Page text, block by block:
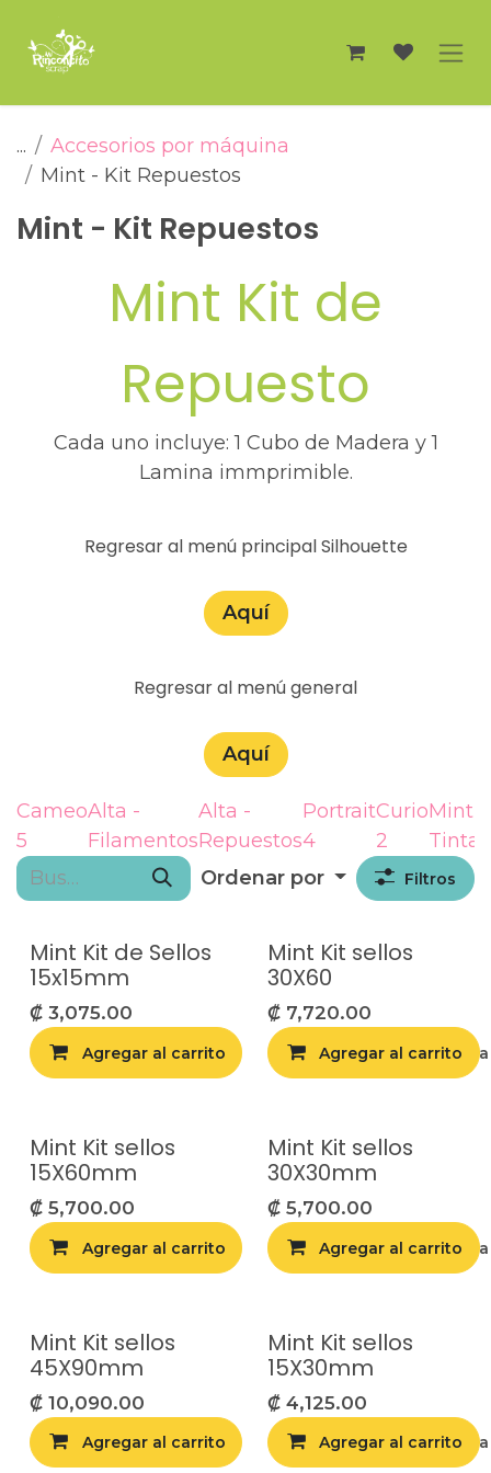
...
Accesorios por máquina
Mint - Kit Repuestos
Mint - Kit Repuestos
Mint Kit de
Repuesto
Cada uno incluye: 1 Cubo de Madera y 1
Lamina immprimible.
Regresar al menú principal Silhouette
Aquí​
Regresar al menú general
Aquí​
Cameo
5
Alta -
Filamentos
Alta -
Repuestos
Portrait
4
Curio
2
Mint -
Tintas
Ordenar por
Filtros
Mint Kit de Sellos
15x15mm
₡ 3,075.00
Agregar al carrito Agregar a la
Mint Kit sellos
30X60
₡ 7,720.00
Agregar al carrito
Mint Kit sellos
15X60mm
₡ 5,700.00
Agregar al carrito Agregar a la
Mint Kit sellos
30X30mm
₡ 5,700.00
Agregar al carrito
Mint Kit sellos
45X90mm
₡ 10,090.00
Agregar al carrito Agregar a la
Mint Kit sellos
15X30mm
₡ 4,125.00
Agregar al carrito